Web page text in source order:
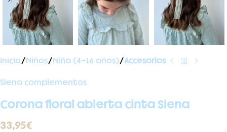
Inicio Niños Niña (4-16 años) Accesorios
Siena complementos
Corona floral abierta cinta Siena
33,95€